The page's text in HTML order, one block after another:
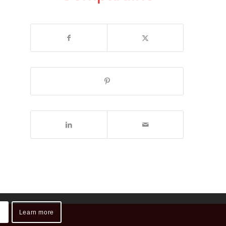
Learn more